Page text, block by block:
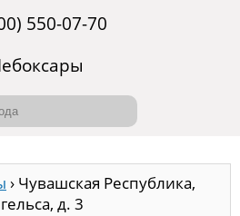
550-07-70
› Чувашская Республика,
д. 3